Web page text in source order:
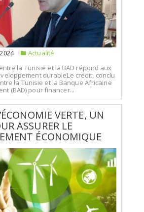
Actualité
la Tunisie et la BAD répond aux
durableLe crédit, conclu
la Tunisie et la Banque Africaine
(BAD) pour financer...
VERTE, UN
ASSURER LE
ÉCONOMIQUE